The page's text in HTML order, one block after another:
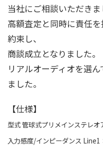
当社にご相談いただきま
高額査定と同時に責任
約束し、
商談成立となりました。
リアルオーディオを選
ました。
【仕様】
型式 管球式プリメインステレオ
入力感度/インピーダンス